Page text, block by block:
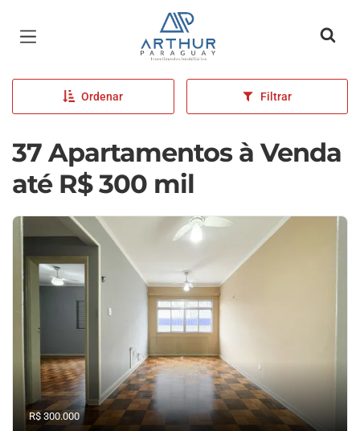
Página inicial
Ordenar Filtrar
37 Apartamentos à Venda
até R$ 300 mil
R$ 300.000